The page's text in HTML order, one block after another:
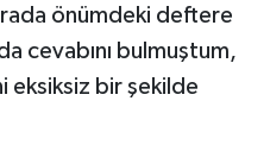
önümdeki deftere
cevabını bulmuştum,
eksiksiz bir şekilde